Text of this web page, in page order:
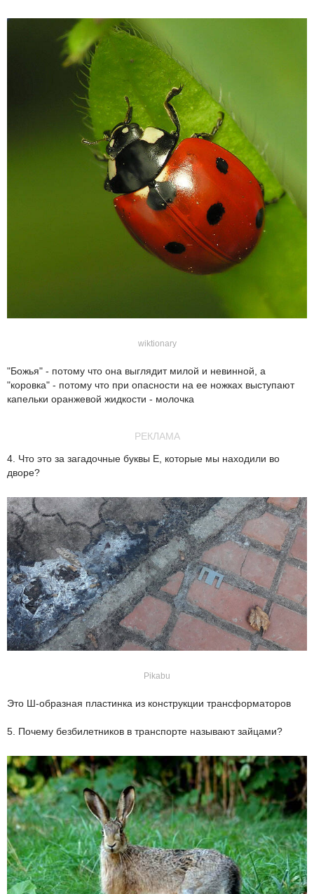
wiktionary
"Божья" - потому что она выглядит милой и невинной, а
"коровка" - потому что при опасности на ее ножках выступают
капельки оранжевой жидкости - молочка
РЕКЛАМА
4. Что это за загадочные буквы Е, которые мы находили во
дворе?
Pikabu
Это Ш-образная пластинка из конструкции трансформаторов
5. Почему безбилетников в транспорте называют зайцами?